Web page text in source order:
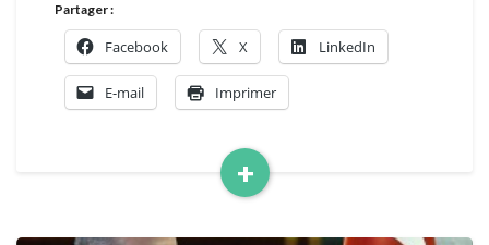
+
Read
Partager :
Facebook X LinkedIn
E-mail Imprimer